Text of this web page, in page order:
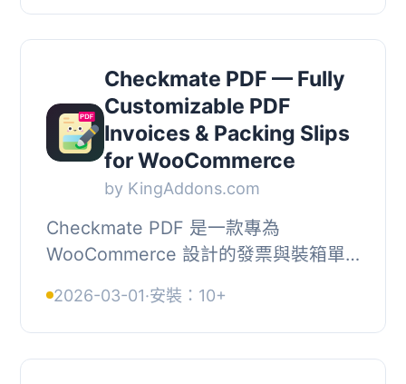
a full B2B quote wor...
Checkmate PDF — Fully
Customizable PDF
Invoices & Packing Slips
for WooCommerce
by KingAddons.com
Checkmate PDF 是一款專為
WooCommerce 設計的發票與裝箱單
無需撰寫程式碼即可自訂專業 PDF 發
票，並自動附加至訂單通知...
2026-03-01·安裝：10+